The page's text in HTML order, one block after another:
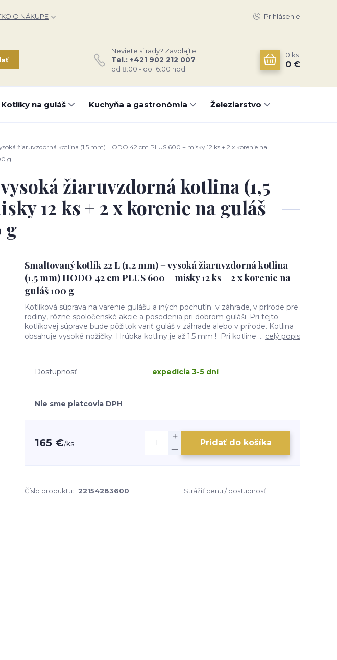
O NÁKUPE Prihlásenie
Neviete si rady? Zavolajte.
Tel.: +421 902 212 007
od 8:00 - do 16:00 hod
0 ks
0 €
Kotlíky na guláš Kuchyňa a gastronómia Železiarstvo
žiaruvzdorná kotlina (1,5 mm) HODO 42 cm PLUS 600 + misky 12 ks + 2 x korenie na
g
žiaruvzdorná kotlina (1,5
12 ks + 2 x korenie na guláš
g
Smaltovaný kotlík 22 L (1,2 mm) + vysoká žiaruvzdorná kotlina
(1,5 mm) HODO 42 cm PLUS 600 + misky 12 ks + 2 x korenie na
guláš 100 g
Kotlíková súprava na varenie gulášu a iných pochutín v záhrade, v prírode pre
rodiny, rôzne spoločenské akcie a posedenia pri dobrom guláši. Pri tejto
kotlíkovej súprave bude pôžitok variť guláš v záhrade alebo v prírode. Kotlina
obsahuje vysoké nožičky. Hrúbka kotliny je až 1,5 mm ! Pri kotline ... celý popis
Dostupnosť expedícia 3-5 dní
Nie sme platcovia DPH
165 €/ks Pridať do košíka
Číslo produktu: 22154283600 Strážiť cenu / dostupnosť